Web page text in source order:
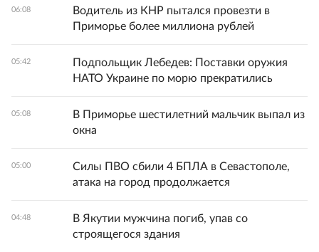
06:08
Водитель из КНР пытался провезти в
Приморье более миллиона рублей
05:42
Подпольщик Лебедев: Поставки оружия
НАТО Украине по морю прекратились
05:08
В Приморье шестилетний мальчик выпал из
окна
05:00
Силы ПВО сбили 4 БПЛА в Севастополе,
атака на город продолжается
04:48
В Якутии мужчина погиб, упав со
строящегося здания